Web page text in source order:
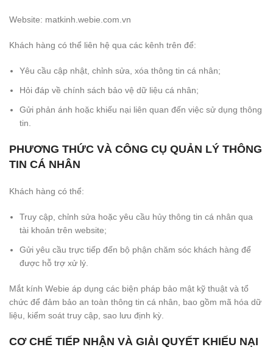
Website: matkinh.webie.com.vn
Khách hàng có thể liên hệ qua các kênh trên để:
Yêu cầu cập nhật, chỉnh sửa, xóa thông tin cá nhân;
Hỏi đáp về chính sách bảo vệ dữ liệu cá nhân;
Gửi phản ánh hoặc khiếu nại liên quan đến việc sử dụng thông
tin.
PHƯƠNG THỨC VÀ CÔNG CỤ QUẢN LÝ THÔNG
TIN CÁ NHÂN
Khách hàng có thể:
Truy cập, chỉnh sửa hoặc yêu cầu hủy thông tin cá nhân qua
tài khoản trên website;
Gửi yêu cầu trực tiếp đến bộ phận chăm sóc khách hàng để
được hỗ trợ xử lý.
Mắt kính Webie áp dụng các biện pháp bảo mật kỹ thuật và tổ
chức để đảm bảo an toàn thông tin cá nhân, bao gồm mã hóa dữ
liệu, kiểm soát truy cập, sao lưu định kỳ.
CƠ CHẾ TIẾP NHẬN VÀ GIẢI QUYẾT KHIẾU NẠI